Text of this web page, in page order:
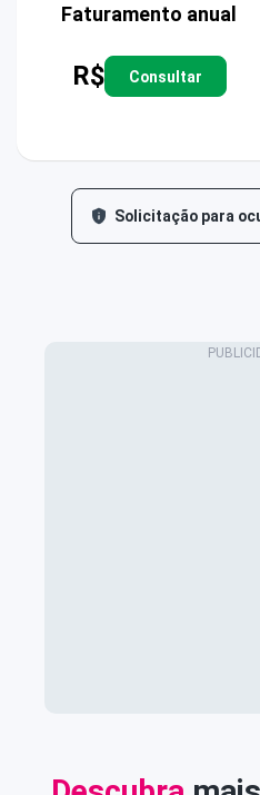
Faturamento anual
R$ Consultar
Solicitação para